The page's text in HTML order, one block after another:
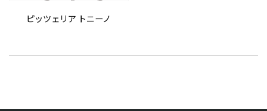
ピッツェリア トニーノ